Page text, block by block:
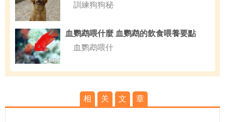
訓練狗狗秘
血鹦鹉喂什麼 血鹦鹉的飲食喂養要點
血鹦鹉喂什
相 关 文 章